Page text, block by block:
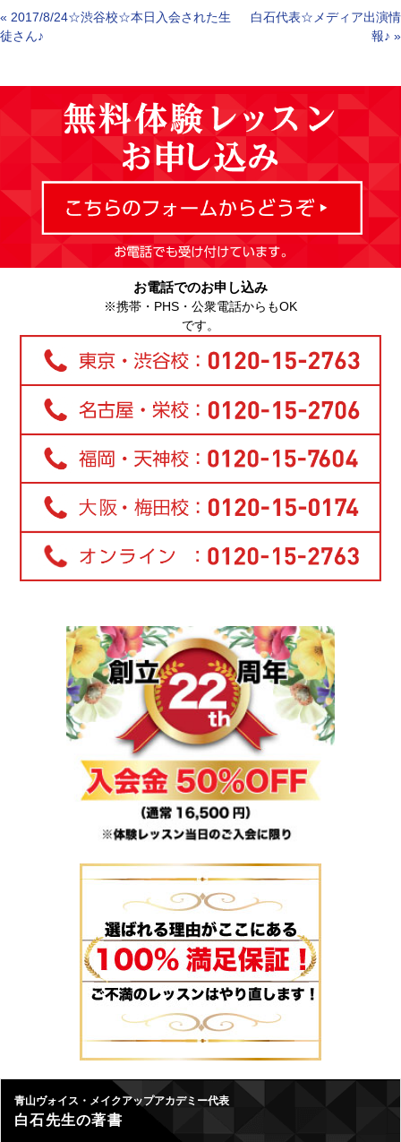
« 2017/8/24☆渋谷校☆本日入会された生
徒さん♪
白石代表☆メディア出演情
報♪ »
お電話でのお申し込み
※携帯・PHS・公衆電話からもOK
です。
青山ヴォイス・メイクアップアカデミー代表
白石先生の著書